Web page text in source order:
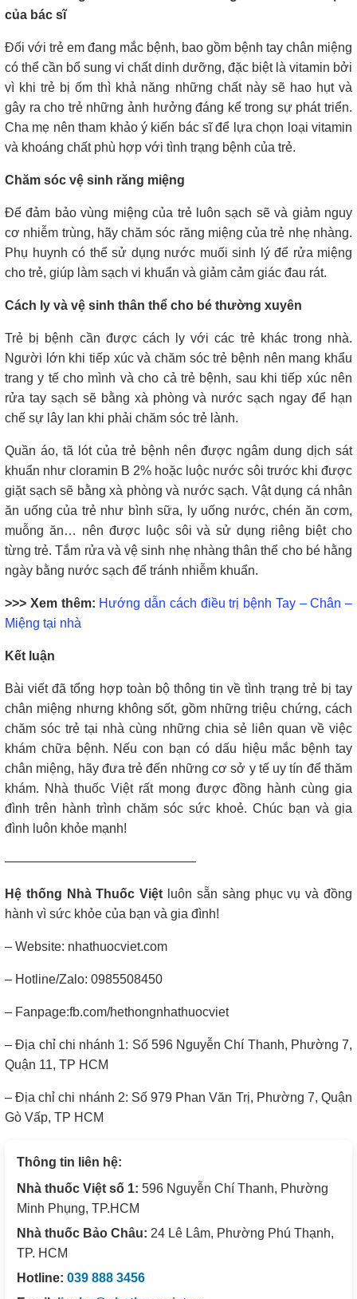
của bác sĩ
Đối với trẻ em đang mắc bệnh, bao gồm bệnh tay chân miệng
có thể cần bổ sung vi chất dinh dưỡng, đặc biệt là vitamin bởi
vì khi trẻ bị ốm thì khả năng những chất này sẽ hao hụt và
gây ra cho trẻ những ảnh hưởng đáng kể trong sự phát triển.
Cha mẹ nên tham khảo ý kiến bác sĩ để lựa chọn loại vitamin
và khoáng chất phù hợp với tình trạng bệnh của trẻ.
Chăm sóc vệ sinh răng miệng
Để đảm bảo vùng miệng của trẻ luôn sạch sẽ và giảm nguy
cơ nhiễm trùng, hãy chăm sóc răng miệng của trẻ nhẹ nhàng.
Phụ huynh có thể sử dụng nước muối sinh lý để rửa miệng
cho trẻ, giúp làm sạch vi khuẩn và giảm cảm giác đau rát.
Cách ly và vệ sinh thân thể cho bé thường xuyên
Trẻ bị bệnh cần được cách ly với các trẻ khác trong nhà.
Người lớn khi tiếp xúc và chăm sóc trẻ bệnh nên mang khẩu
trang y tế cho mình và cho cả trẻ bệnh, sau khi tiếp xúc nên
rửa tay sạch sẽ bằng xà phòng và nước sạch ngay để hạn
chế sự lây lan khi phải chăm sóc trẻ lành.
Quần áo, tã lót của trẻ bệnh nên được ngâm dung dịch sát
khuẩn như cloramin B 2% hoặc luộc nước sôi trước khi được
giặt sạch sẽ bằng xà phòng và nước sạch. Vật dụng cá nhân
ăn uống của trẻ như bình sữa, ly uống nước, chén ăn cơm,
muỗng ăn… nên được luộc sôi và sử dụng riêng biệt cho
từng trẻ. Tắm rửa và vệ sinh nhẹ nhàng thân thể cho bé hằng
ngày bằng nước sạch để tránh nhiễm khuẩn.
>>> Xem thêm: Hướng dẫn cách điều trị bệnh Tay – Chân –
Miệng tại nhà
Kết luận
Bài viết đã tổng hợp toàn bộ thông tin về tình trạng trẻ bị tay
chân miệng nhưng không sốt, gồm những triệu chứng, cách
chăm sóc trẻ tại nhà cùng những chia sẻ liên quan về việc
khám chữa bệnh. Nếu con bạn có dấu hiệu mắc bệnh tay
chân miệng, hãy đưa trẻ đến những cơ sở y tế uy tín để thăm
khám. Nhà thuốc Việt rất mong được đồng hành cùng gia
đình trên hành trình chăm sóc sức khoẻ. Chúc bạn và gia
đình luôn khỏe mạnh!
———————————————
Hệ thống Nhà Thuốc Việt
luôn sẵn sàng phục vụ và đồng
hành vì sức khỏe của bạn và gia đình!
– Website: nhathuocviet.com
– Hotline/Zalo: 0985508450
– Fanpage:fb.com/hethongnhathuocviet
– Địa chỉ chi nhánh 1: Số 596 Nguyễn Chí Thanh, Phường 7,
Quận 11, TP HCM
– Địa chỉ chi nhánh 2: Số 979 Phan Văn Trị, Phường 7, Quận
Gò Vấp, TP HCM
Thông tin liên hệ:
Nhà thuốc Việt số 1: 596 Nguyễn Chí Thanh, Phường
Minh Phụng, TP.HCM
Nhà thuốc Bảo Châu: 24 Lê Lâm, Phường Phú Thạnh,
TP. HCM
Hotline: 039 888 3456